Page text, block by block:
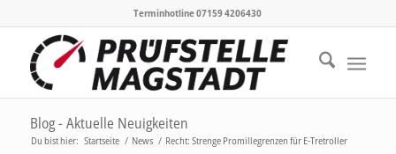
Terminhotline 07159 4206430
Blog - Aktuelle Neuigkeiten
Du bist hier: Startseite / News / Recht: Strenge Promillegrenzen für E-Tretroller